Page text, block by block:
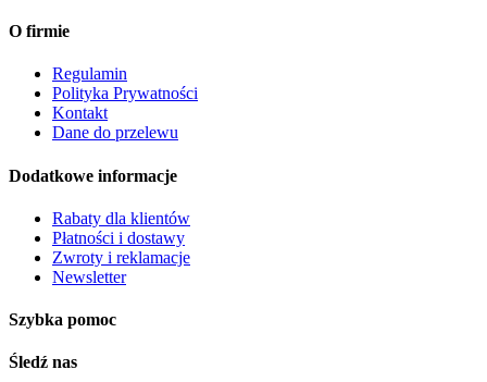
O firmie
Regulamin
Polityka Prywatności
Kontakt
Dane do przelewu
Dodatkowe informacje
Rabaty dla klientów
Płatności i dostawy
Zwroty i reklamacje
Newsletter
Szybka pomoc
Śledź nas